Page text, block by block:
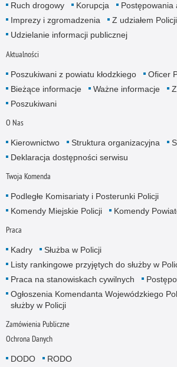
Ruch drogowy
Korupcja
Postępowania
Imprezy i zgromadzenia
Z udziałem Policji
Udzielanie informacji publicznej
Aktualności
Poszukiwani z powiatu kłodzkiego
Oficer
Bieżące informacje
Ważne informacje
Poszukiwani
O Nas
Kierownictwo Struktura organizacyjna
Deklaracja dostępności serwisu
Twoja Komenda
Podległe Komisariaty i Posterunki Policji
Komendy Miejskie Policji
Komendy
Praca
Kadry
Służba w Policji
Listy rankingowe przyjętych do służby w
Praca na stanowiskach cywilnych
Ogłoszenia Komendanta Wojewódzkiego
służby w Policji
Zamówienia Publiczne
Ochrona Danych
DODO RODO